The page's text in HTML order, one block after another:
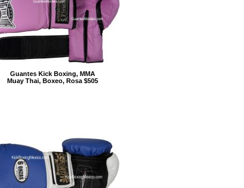
Guantes Kick Boxing, MMA
Muay Thai, Boxeo, Rosa $505